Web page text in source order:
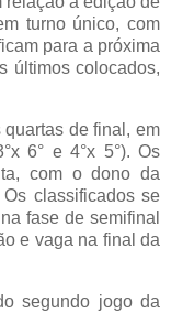
turno único, com
para a próxima
últimos colocados,
de final, em
6° e 4°x 5°). Os
com o dono da
classificados se
fase de semifinal
e vaga na final da
segundo jogo da